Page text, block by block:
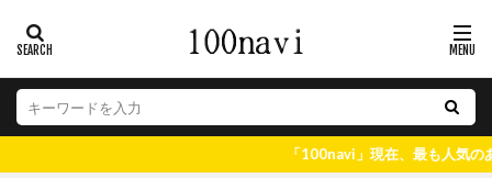
「100navi」現在、最も人気のある情報はコチ